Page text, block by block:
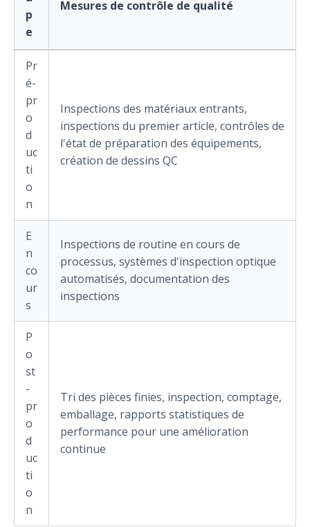
p
e
Mesures de contrôle de qualité
Pr
é-
pr
o
d
uc
ti
o
n
Inspections des matériaux entrants,
inspections du premier article, contrôles de
l'état de préparation des équipements,
création de dessins QC
E
n
co
ur
s
Inspections de routine en cours de
processus, systèmes d'inspection optique
automatisés, documentation des
inspections
P
o
st
-
pr
o
d
uc
ti
o
n
Tri des pièces finies, inspection, comptage,
emballage, rapports statistiques de
performance pour une amélioration
continue